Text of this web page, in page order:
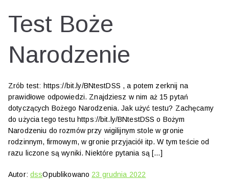
Test Boże
Narodzenie
Zrób test: https://bit.ly/BNtestDSS , a potem zerknij na
prawidłowe odpowiedzi. Znajdziesz w nim aż 15 pytań
dotyczących Bożego Narodzenia. Jak użyć testu? Zachęcamy
do użycia tego testu https://bit.ly/BNtestDSS o Bożym
Narodzeniu do rozmów przy wigilijnym stole w gronie
rodzinnym, firmowym, w gronie przyjaciół itp. W tym teście od
razu liczone są wyniki. Niektóre pytania są […]
Autor: dssOpublikowano 23 grudnia 2022